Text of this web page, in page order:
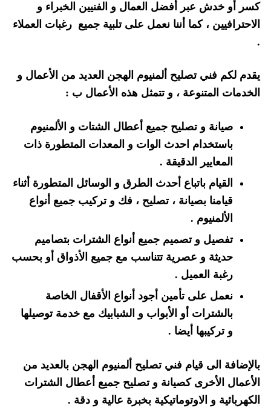
كسر أو خدش عبر أفضل العمال و الفنيين الخبراء و
الاحترافيين ، كما أننا نعمل على تلبية جميع رغبات العملاء
.
يقدم لكم فني تصليح ألمنيوم الهجن العديد من الأعمال و
الخدمات المتنوعة ، و تتمثل هذه الأعمال ب :
صيانة و تصليح جميع أعطال الشتات و الألمنيوم
باستخدام احدث الوات و المعدات المتطورة ذات
المعايير الدقيقة .
القيام باتباع أحدث الطرق و الوسائل المتطورة أثناء
قيامنا بصيانة ، تصليح ، فك و تركيب جميع أنواع
الألمنيوم .
تفصيل و تصميم جميع أنواع الشترات بتصاميم
حديثة و عصرية تتناسب مع جميع الأذواق أو بحسب
رغبة العميل .
نعمل على تأمين أجود أنواع الأقفال الخاصة
بالشترات أو الأبواب و الشبابيك مع خدمة توصيلها
و تركيبها أيضا .
بالإضافة الى قيام فني تصليح ألمنيوم الهجن بالعديد من
الأعمال الأخرى كصيانة و تصليح جميع أعطال الشترات
الكهربائية و الاوتوماتيكية بخبرة عالية و دقة .